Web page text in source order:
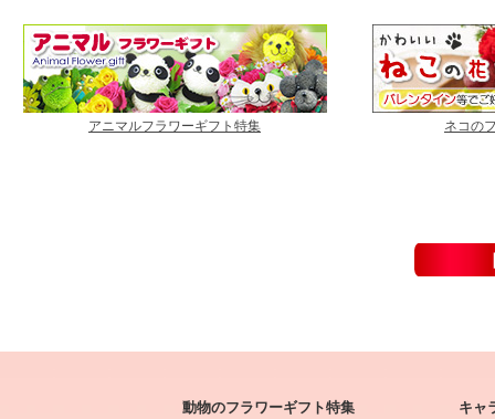
アニマルフラワーギフト特集 ネコの
動物のフラワーギフト特集 キャ